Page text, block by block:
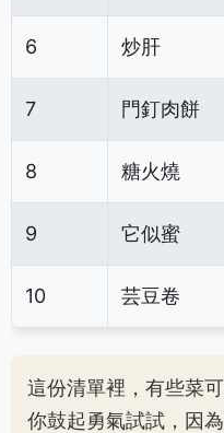
6 炒肝
7 門釘肉餅
8 糖火燒
9 它似蜜
10 芸豆卷
這份清單裡，有些菜
你鼓起勇氣試試，因